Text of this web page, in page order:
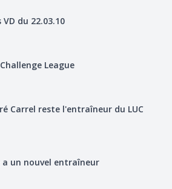
du 22.03.10
League
Carrel reste l'entraîneur du LUC
a un nouvel entraîneur